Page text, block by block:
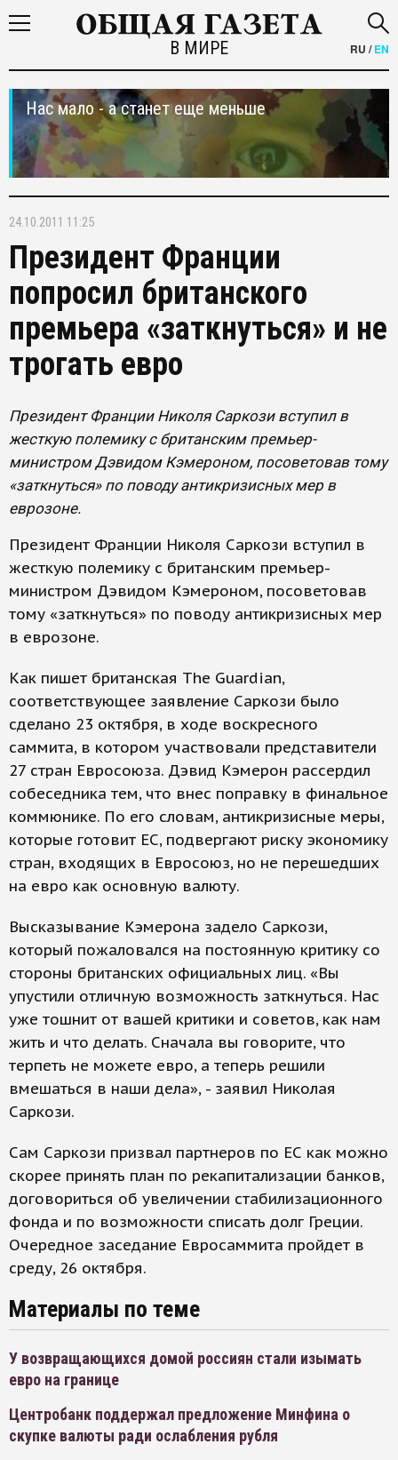
В МИРЕ RU /EN
Нас мало - а станет еще меньше
24.10.2011 11:25
Президент Франции
попросил британского
премьера «заткнуться» и не
трогать евро
Президент Франции Николя Саркози вступил в
жесткую полемику с британским премьер-
министром Дэвидом Кэмероном, посоветовав тому
«заткнуться» по поводу антикризисных мер в
еврозоне.
Президент Франции Николя Саркози вступил в
жесткую полемику с британским премьер-
министром Дэвидом Кэмероном, посоветовав
тому «заткнуться» по поводу антикризисных мер
в еврозоне.
Как пишет британская The Guardian,
соответствующее заявление Саркози было
сделано 23 октября, в ходе воскресного
саммита, в котором участвовали представители
27 стран Евросоюза. Дэвид Кэмерон рассердил
собеседника тем, что внес поправку в финальное
коммюнике. По его словам, антикризисные меры,
которые готовит ЕС, подвергают риску экономику
стран, входящих в Евросоюз, но не перешедших
на евро как основную валюту.
Высказывание Кэмерона задело Саркози,
который пожаловался на постоянную критику со
стороны британских официальных лиц. «Вы
упустили отличную возможность заткнуться. Нас
уже тошнит от вашей критики и советов, как нам
жить и что делать. Сначала вы говорите, что
терпеть не можете евро, а теперь решили
вмешаться в наши дела», - заявил Николая
Саркози.
Сам Саркози призвал партнеров по ЕС как можно
скорее принять план по рекапитализации банков,
договориться об увеличении стабилизационного
фонда и по возможности списать долг Греции.
Очередное заседание Евросаммита пройдет в
среду, 26 октября.
Материалы по теме
У возвращающихся домой россиян стали изымать
евро на границе
Центробанк поддержал предложение Минфина о
скупке валюты ради ослабления рубля